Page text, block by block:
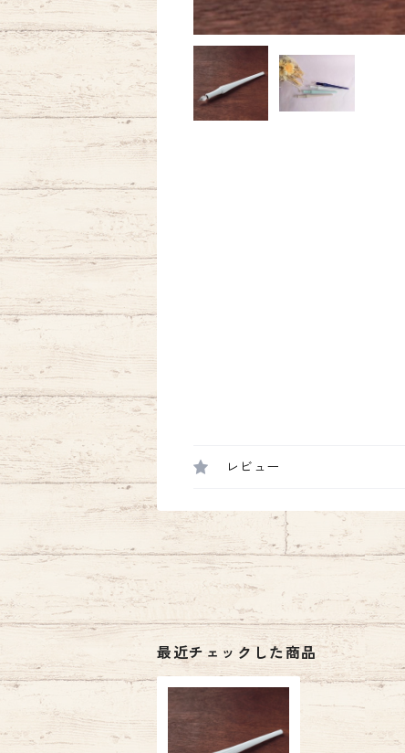
レビュー
最近チェックした商品